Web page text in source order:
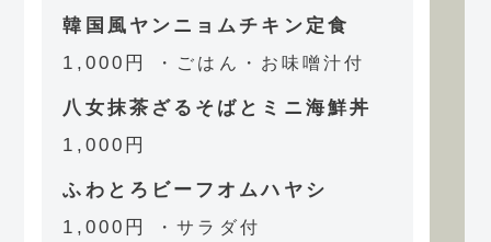
韓国風ヤンニョムチキン定食
1,000円
・ごはん・お味噌汁付
八女抹茶ざるそばとミニ海鮮丼
1,000円
ふわとろビーフオムハヤシ
1,000円
・サラダ付